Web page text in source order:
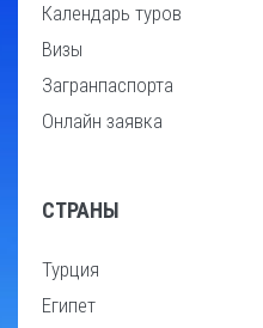
Календарь туров
Визы
Загранпаспорта
Онлайн заявка
СТРАНЫ
Турция
Египет